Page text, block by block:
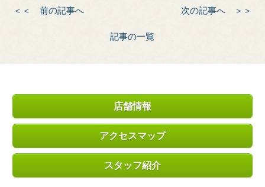
＜＜ 前の記事へ 次の記事へ ＞＞
記事の一覧
店舗情報
アクセスマップ
スタッフ紹介